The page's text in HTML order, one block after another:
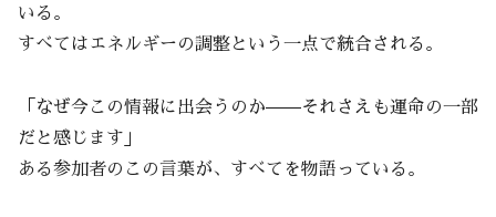
いる。
すべてはエネルギーの調整という一点で統合される。
「なぜ今この情報に出会うのか——それさえも運命の一部
だと感じます」
ある参加者のこの言葉が、すべてを物語っている。